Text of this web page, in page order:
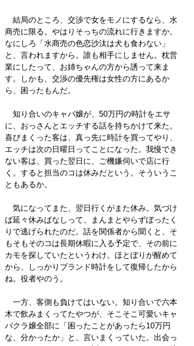
結局のところ、交渉で女をモノにするなら、水
商売に限る。やはりそっちの流れに行きますか。
なにしろ「水商売の色恋沙汰は犬も食わない」
と、言われますから。誰も相手にしません。枕営
業にしたって、お姉ちゃんの方から誘って来ま
す。しかも、交渉の優先権は女性の方にあるか
ら、困ったもんだ。
知り合いのキャバ嬢が、50万円の時計をエサ
に、おっさんとエッチする話を持ちかけて来た。
喜びまくった客は、真っ先に時計を買ってやり、
エッチは次の日曜日ってことになった。我慢でき
ない客は、買った翌日に、ご機嫌伺いで店に行
く。すると担当のコは休みだという。そういうこ
ともあるか。
気になってまた、翌日行くがまた休み。気づけ
ば延々休みぱなしって、まんまとやらずぼったく
りで逃げられたのだ。話を関係者から聞くと、そ
もそもそのコは長期休暇に入る予定で、その前に
カモを探していたというわけ。ほとぼりが醒めて
から、しっかりブランド時計をして復帰したから
ね。役者やのう。
一方、客側も負けてはいない。知り合いで六本
木で飲みまくってたやつが、そこそこ可愛いキャ
バクラ嬢全部に「困ったことがあったら10万円
な、分かったか」と、言いまくっていた。出会っ